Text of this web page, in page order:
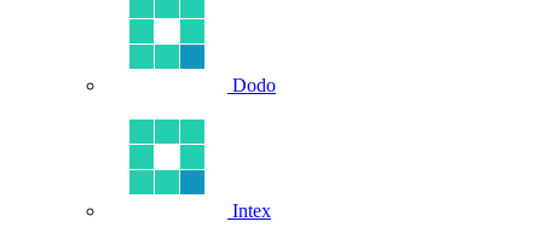
Dodo
Intex